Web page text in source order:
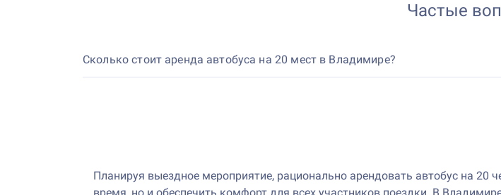
Частые
Сколько стоит аренда автобуса на 20 мест в Владимире?
Планируя выездное мероприятие, рационально арендовать автобус на 20